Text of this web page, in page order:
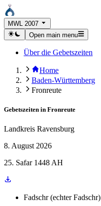
MWL 2007
Open main menu
Über die Gebetszeiten
Home
Baden-Württemberg
Fronreute
Gebetszeiten in Fronreute
Landkreis Ravensburg
8. August 2026
25. Safar 1448 AH
Fadschr (echter Fadschr)